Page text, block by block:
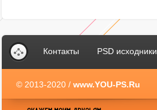
Контакты PSD исходники
© 2013-2020 / www.YOU-PS.Ru